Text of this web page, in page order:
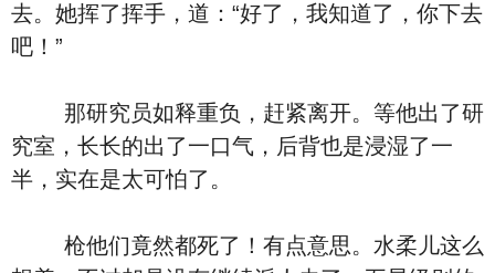
去。她挥了挥手，道：“好了，我知道了，你下去
吧！”
那研究员如释重负，赶紧离开。等他出了研
究室，长长的出了一口气，后背也是浸湿了一
半，实在是太可怕了。
枪他们竟然都死了！有点意思。水柔儿这么